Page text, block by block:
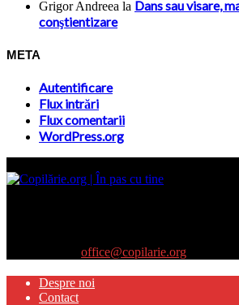
Grigor Andreea la Dans sau visare,
conştientizare
META
Autentificare
Flux intrări
Flux comentarii
WordPress.org
office@copilarie.org
Despre noi
Contact